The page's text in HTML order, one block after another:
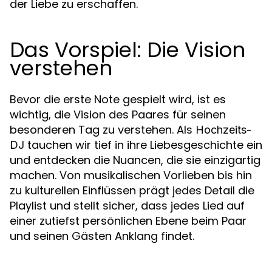
der Liebe zu erschaffen.
Das Vorspiel: Die Vision
verstehen
Bevor die erste Note gespielt wird, ist es
wichtig, die Vision des Paares für seinen
besonderen Tag zu verstehen. Als Hochzeits-
DJ tauchen wir tief in ihre Liebesgeschichte ein
und entdecken die Nuancen, die sie einzigartig
machen. Von musikalischen Vorlieben bis hin
zu kulturellen Einflüssen prägt jedes Detail die
Playlist und stellt sicher, dass jedes Lied auf
einer zutiefst persönlichen Ebene beim Paar
und seinen Gästen Anklang findet.